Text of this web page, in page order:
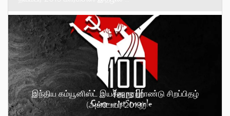
இந்திய கம்யூனிஸ்ட் இயக்க நூற்றாண்டு சிறப்பிதழ்
(அக்டோபர் 2019)